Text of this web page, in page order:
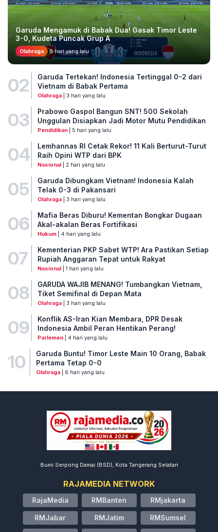
Garuda Mengamuk di Babak Dua! Gasak Timor Leste
3-0, Kudeta Puncak Grup A
Olahraga 6 hari yang lalu
02
Garuda Tertekan! Indonesia Tertinggal 0-2 dari
Vietnam di Babak Pertama
Olahraga| 3 hari yang lalu
03
Prabowo Gaspol Bangun SNT! 500 Sekolah
Unggulan Disiapkan Jadi Motor Mutu Pendidikan
Pendidikan| 5 hari yang lalu
04
Lemhannas RI Cetak Rekor! 11 Kali Berturut-Turut
Raih Opini WTP dari BPK
Nasional| 2 hari yang lalu
05
Garuda Dibungkam Vietnam! Indonesia Kalah
Telak 0-3 di Pakansari
Olahraga| 3 hari yang lalu
06
Mafia Beras Diburu! Kementan Bongkar Dugaan
Akal-akalan Beras Fortifikasi
Hukum| 4 hari yang lalu
07
Kementerian PKP Sabet WTP! Ara Pastikan Setiap
Rupiah Anggaran Tepat untuk Rakyat
Nasional| 1 hari yang lalu
08
GARUDA WAJIB MENANG! Tumbangkan Vietnam,
Tiket Semifinal di Depan Mata
Olahraga| 3 hari yang lalu
09
Konflik AS-Iran Kian Membara, DPR Desak
Indonesia Ambil Peran Hentikan Perang!
Parlemen| 4 hari yang lalu
10
Garuda Buntu! Timor Leste Main 10 Orang, Babak
Pertama Tetap 0-0
Olahraga| 6 hari yang lalu
Bumi Serpong Damai (BSD), Kota Tangerang Selatan
RAJAMEDIA NETWORK
RajaMedia RMBanten RMjakarta
RMJabar RMJatim RMSumsel